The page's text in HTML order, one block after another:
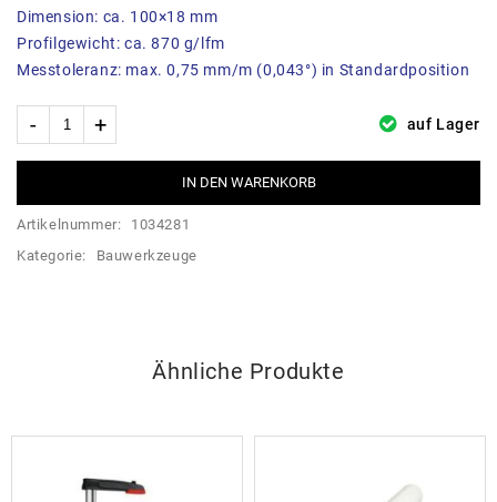
Dimension: ca. 100×18 mm
Profilgewicht: ca. 870 g/lfm
Messtoleranz: max. 0,75 mm/m (0,043°) in Standardposition
auf Lager
IN DEN WARENKORB
Artikelnummer:
1034281
Kategorie:
Bauwerkzeuge
Ähnliche Produkte